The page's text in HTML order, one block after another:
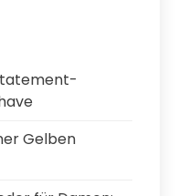
Gelben